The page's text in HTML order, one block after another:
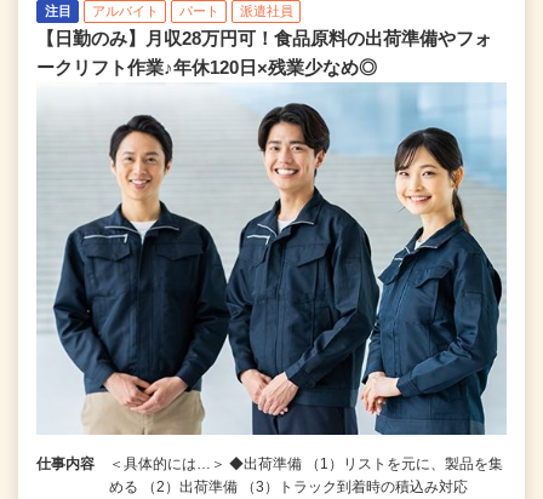
注目 アルバイト パート 派遣社員
【日勤のみ】月収28万円可！食品原料の出荷準備やフォ
ークリフト作業♪年休120日×残業少なめ◎
仕事内容
＜具体的には…＞ ◆出荷準備 （1）リストを元に、製品を集
める （2）出荷準備 （3）トラック到着時の積込み対応